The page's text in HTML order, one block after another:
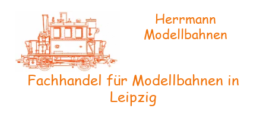
Herrmann
Modellbahnen
Fachhandel für Modellbahnen in
Leipzig